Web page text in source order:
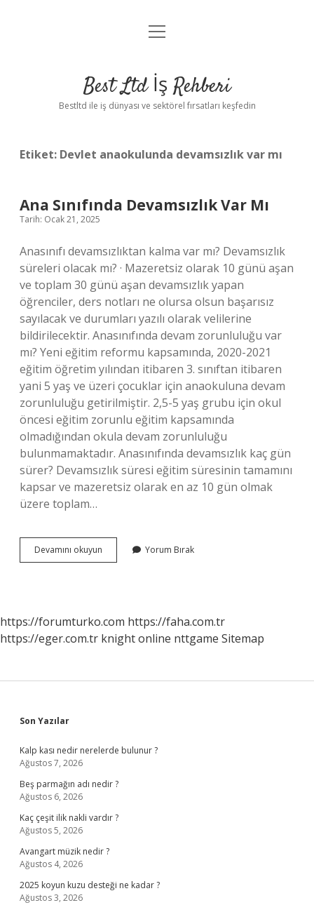
Anasayfa
Yasal Uyarı
menüyü
Best Ltd İş Rehberi
Bestltd ile iş dünyası ve sektörel fırsatları keşfedin
Etiket: Devlet anaokulunda devamsızlık var mı
Ana Sınıfında Devamsızlık Var Mı
Tarih: Ocak 21, 2025
Anasınıfı devamsızlıktan kalma var mı? Devamsızlık
süreleri olacak mı? · Mazeretsiz olarak 10 günü aşan
ve toplam 30 günü aşan devamsızlık yapan
öğrenciler, ders notları ne olursa olsun başarısız
sayılacak ve durumları yazılı olarak velilerine
bildirilecektir. Anasınıfında devam zorunluluğu var
mı? Yeni eğitim reformu kapsamında, 2020-2021
eğitim öğretim yılından itibaren 3. sınıftan itibaren
yani 5 yaş ve üzeri çocuklar için anaokuluna devam
zorunluluğu getirilmiştir. 2,5-5 yaş grubu için okul
öncesi eğitim zorunlu eğitim kapsamında
olmadığından okula devam zorunluluğu
bulunmamaktadır. Anasınıfında devamsızlık kaç gün
sürer? Devamsızlık süresi eğitim süresinin tamamını
kapsar ve mazeretsiz olarak en az 10 gün olmak
üzere toplam…
Devamını okuyun
Sınıfında
Yorum Bırak
https://forumturko.com https://faha.com.tr
https://eger.com.tr knight online nttgame Sitemap
Sidebar
Son Yazılar
Kalp kası nedir nerelerde bulunur ?
Ağustos 7, 2026
Beş parmağın adı nedir ?
Ağustos 6, 2026
Kaç çeşit ilik nakli vardır ?
Ağustos 5, 2026
Avangart müzik nedir ?
Ağustos 4, 2026
2025 koyun kuzu desteği ne kadar ?
Ağustos 3, 2026